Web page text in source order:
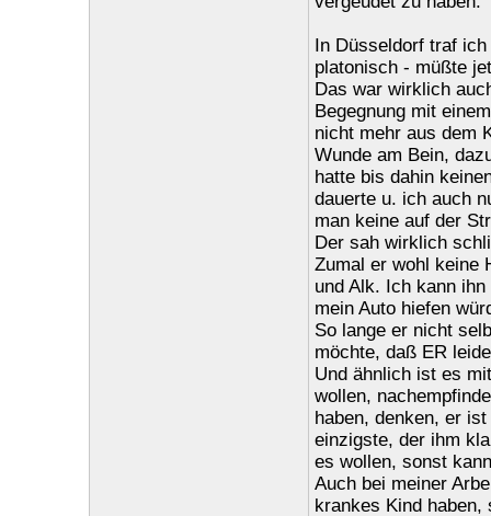
In Düsseldorf traf
platonisch - müßte
Das war wirklich
Begegnung mit
nicht mehr aus dem
Wunde am Bein,
hatte bis dahin
dauerte u. ich auch
man keine auf der
Der sah wirklich
Zumal er wohl keine
und Alk. Ich kann
mein Auto hiefen
So lange er nicht
möchte, daß ER
Und ähnlich ist es
wollen,
haben, denken, er
einzigste, der ihm
es wollen, sonst
Auch bei meiner
krankes Kind